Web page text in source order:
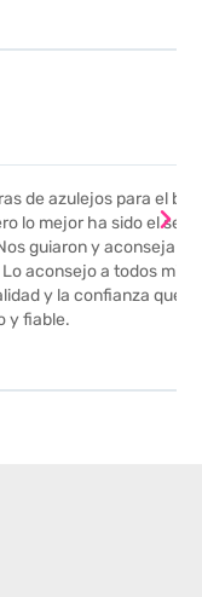
el baño. El
el seguimiento
para
mis amigos
que nos han